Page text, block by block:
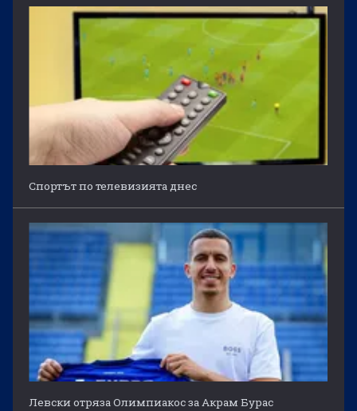
Спортът по телевизията днес
Левски отряза Олимпиакос за Акрам Бурас